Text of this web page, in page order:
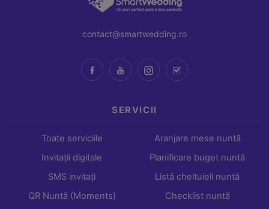
contact@smartwedding.ro
SERVICII
Toate serviciile
Invitații digitale
SMS invitați
QR Nuntă (Moments)
Aranjare mese nuntă
Planificare buget nuntă
Listă cheltuieli nuntă
Checklist nuntă